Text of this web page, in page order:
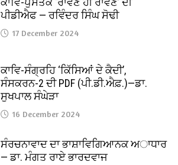
ਪੀਡੀਐਫ — ਰਵਿੰਦਰ ਸਿੰਘ ਸੋਢੀ
17 December 2024
ਕਾਵਿ-ਸੰਗ੍ਰਹਿ ‘ਕਿੱਸਿਆਂ ਦੇ ਕੈਦੀ’,
ਸੰਸਕਰਨ-2 ਦੀ PDF (ਪੀ.ਡੀ.ਐਫ਼.)—ਡਾ.
ਸੁਖਪਾਲ ਸੰਘੇੜਾ
16 December 2024
ਸੰਰਚਨਾਵਾਦ ਦਾ ਭਾਸ਼ਾਵਿਗਿਆਨਕ ਅਾਧਾਰ
— ਡਾ. ਮੰਗਤ ਰਾਏ ਭਾਰਦਵਾਜ